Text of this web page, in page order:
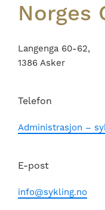
Norges
Langenga 60-62,
1386 Asker
Telefon
Administrasjon –
E-post
info@sykling.no